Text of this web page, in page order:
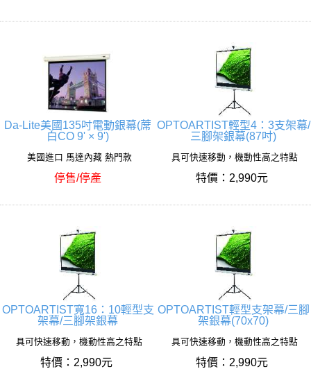
Da-Lite美國135吋電動銀幕(蓆
白CO 9' × 9')
美國進口 馬達內藏 熱門款
停售/停產
OPTOARTIST輕型4：3支架幕/
三腳架銀幕(87吋)
具可快速移動，機動性高之特點
特價：2,990元
OPTOARTIST寬16：10輕型支
架幕/三腳架銀幕
具可快速移動，機動性高之特點
特價：2,990元
OPTOARTIST輕型支架幕/三腳
架銀幕(70x70)
具可快速移動，機動性高之特點
特價：2,990元